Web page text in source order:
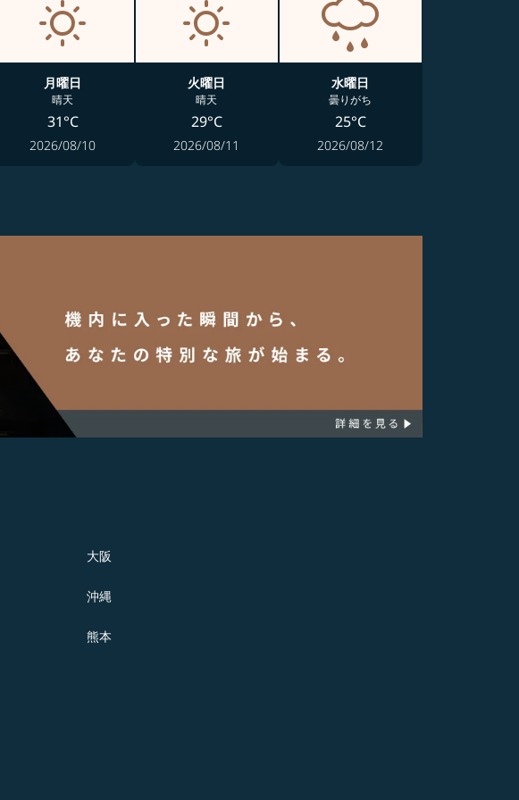
月曜日
晴天
31°C
2026/08/10
火曜日
晴天
29°C
2026/08/11
水曜日
曇りがち
25°C
2026/08/12
大阪
沖縄
熊本